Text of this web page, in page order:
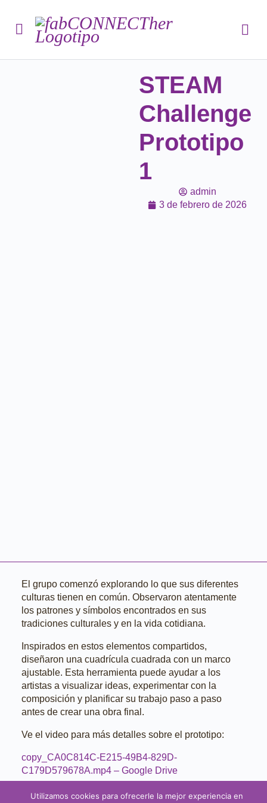
STEAM
Challenge
Prototipo
1
admin
3 de febrero de 2026
El grupo comenzó explorando lo que sus diferentes
culturas tienen en común. Observaron atentamente
los patrones y símbolos encontrados en sus
tradiciones culturales y en la vida cotidiana.
Inspirados en estos elementos compartidos,
diseñaron una cuadrícula cuadrada con un marco
ajustable. Esta herramienta puede ayudar a los
artistas a visualizar ideas, experimentar con la
composición y planificar su trabajo paso a paso
antes de crear una obra final.
Ve el video para más detalles sobre el prototipo:
copy_CA0C814C-E215-49B4-829D-
C179D579678A.mp4 – Google Drive
Utilizamos cookies para ofrecerle la mejor experiencia en